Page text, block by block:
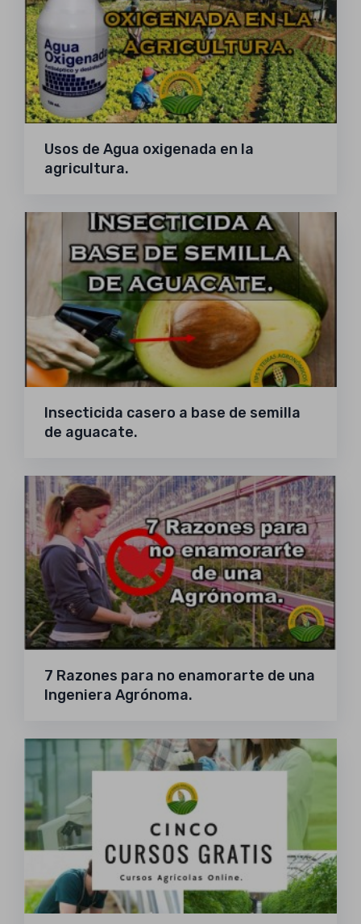
Usos de Agua oxigenada en la
agricultura.
Insecticida casero a base de semilla
de aguacate.
7 Razones para no enamorarte de una
Ingeniera Agrónoma.